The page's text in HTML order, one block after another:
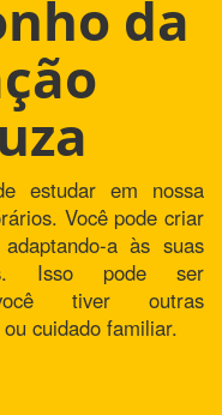
da
estudar em nossa
Você pode criar
a às suas
Isso pode ser
tiver outras
cuidado familiar.